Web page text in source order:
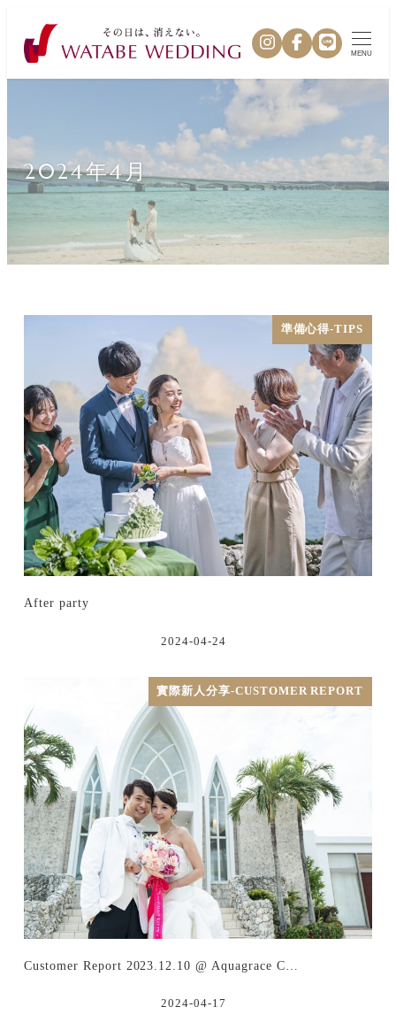
MENU
2024年4月
準備心得-TIPS
After party
2024-04-24
實際新人分享-CUSTOMER REPORT
Customer Report 2023.12.10 @ Aquagrace C…
2024-04-17